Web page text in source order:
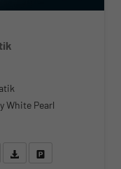
White Pearl
anfragen
rufen Sie an
Fahrzeugexposé (PDF)
Fahrzeug parken